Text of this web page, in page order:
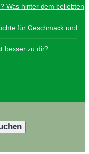
Was hinter dem beliebten
für Geschmack und
besser zu dir?